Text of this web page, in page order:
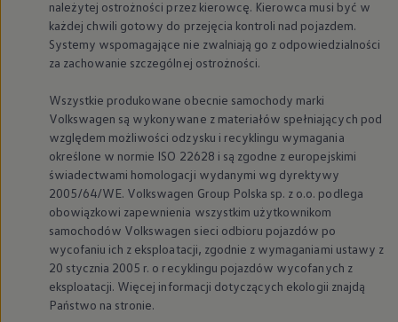
należytej ostrożności przez kierowcę. Kierowca musi być w
każdej chwili gotowy do przejęcia kontroli nad pojazdem.
Systemy wspomagające nie zwalniają go z odpowiedzialności
za zachowanie szczególnej ostrożności.
Wszystkie produkowane obecnie samochody marki
Volkswagen są wykonywane z materiałów spełniających pod
względem możliwości odzysku i recyklingu wymagania
określone w normie ISO 22628 i są zgodne z europejskimi
świadectwami homologacji wydanymi wg dyrektywy
2005/64/WE. Volkswagen Group Polska sp. z o.o. podlega
obowiązkowi zapewnienia wszystkim użytkownikom
samochodów Volkswagen sieci odbioru pojazdów po
wycofaniu ich z eksploatacji, zgodnie z wymaganiami ustawy z
20 stycznia 2005 r. o recyklingu pojazdów wycofanych z
eksploatacji. Więcej informacji dotyczących ekologii znajdą
Państwo na stronie.